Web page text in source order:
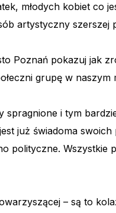
młodych kobiet co
artystyczny szerszej
Poznań pokazuj jak
grupę w naszym
i tym
już świadoma swoich
polityczne. Wszystkie
– są to